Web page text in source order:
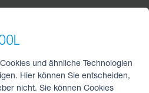
und ähnliche Technologien
Hier können Sie entscheiden,
nicht. Sie können Cookies